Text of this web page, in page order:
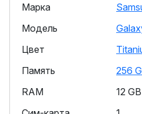
Марка
Модель
Цвет
Память
256
RAM
12 GB